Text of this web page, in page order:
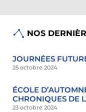
NOS
JOURNÉES
25 octobre 2024
ÉCOLE
CHRONIQUES DE
23 octobre 2024